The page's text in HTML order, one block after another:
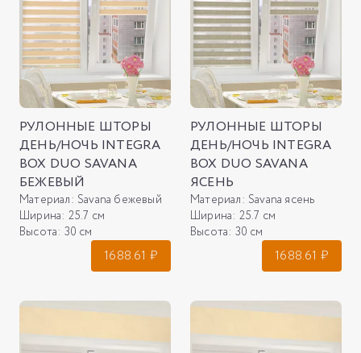
РУЛОННЫЕ ШТОРЫ
ДЕНЬ/НОЧЬ INTEGRA
BOX DUO SAVANA
БЕЖЕВЫЙ
Материал: Savana бежевый
Ширина: 25.7 см
Высота: 30 см
1688.61 ₽
РУЛОННЫЕ ШТОРЫ
ДЕНЬ/НОЧЬ INTEGRA
BOX DUO SAVANA
ЯСЕНЬ
Материал: Savana ясень
Ширина: 25.7 см
Высота: 30 см
1688.61 ₽